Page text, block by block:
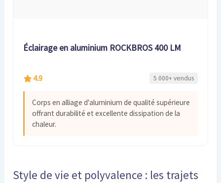
Éclairage en aluminium ROCKBROS 400 LM
4.9 5 000+ vendus
Corps en alliage d'aluminium de qualité supérieure
offrant durabilité et excellente dissipation de la
chaleur.
Style de vie et polyvalence : les trajets